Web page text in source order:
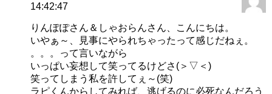
14:42:47
りんぽぽさん＆しゃおらんさん、こんにちは。
いやぁ～、見事にやられちゃったって感じだねぇ。
。。。って言いながら
いっぱい妄想して笑ってるけどさ(＞▽＜)
笑ってしまう私を許してぇ～(笑)
ラピくんからしてみれば、逃げるのに必死なんだろう